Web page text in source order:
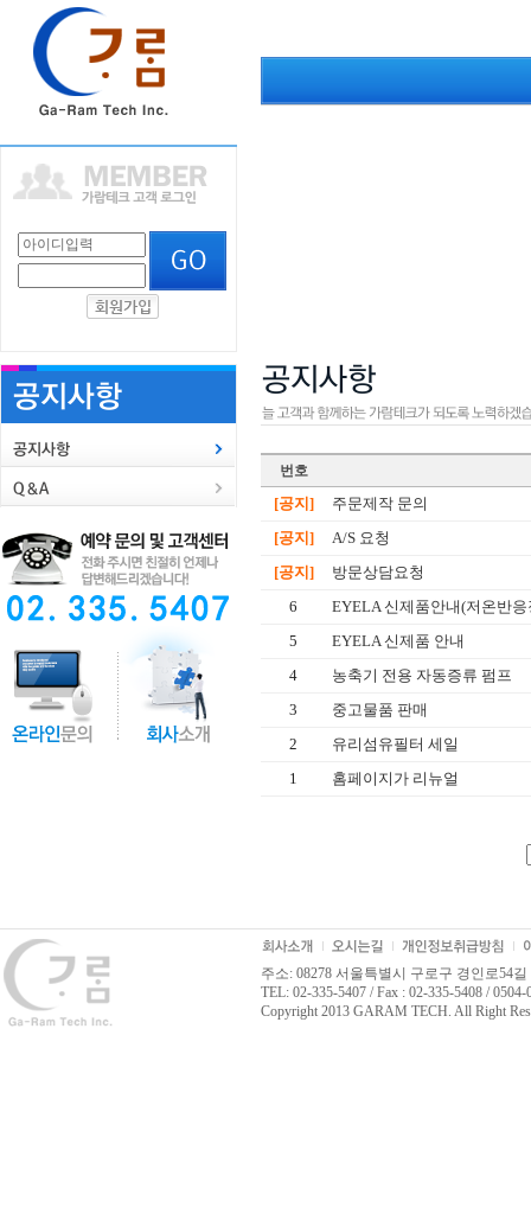
번호
[공지]
주문제작 문의
[공지]
A/S 요청
[공지]
방문상담요청
6
EYELA 신제품안내(저온반응
5
EYELA 신제품 안내
4
농축기 전용 자동증류 펌프
3
중고물품 판매
2
유리섬유필터 세일
1
홈페이지가 리뉴얼
주소: 08278 서울특별시 구로구 경인로54
TEL: 02-335-5407 / Fax : 02-335-5408 / 0504-
Copyright 2013 GARAM TECH. All Right